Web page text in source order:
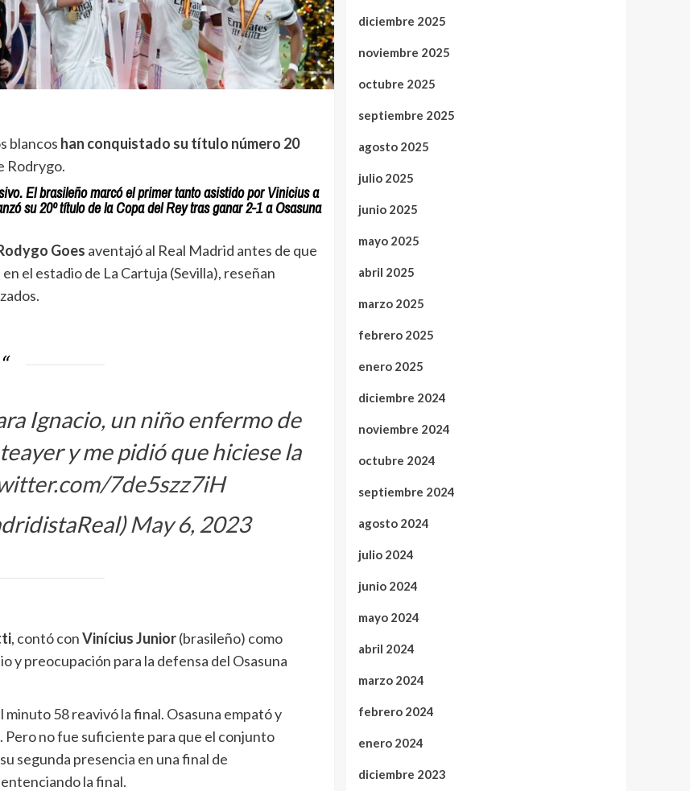
blancos han conquistado su título número 20
Rodrygo.
El brasileño marcó el primer tanto asistido por Vinicius a
su 20º título de la Copa del Rey tras ganar 2-1 a Osasuna
Goes aventajó al Real Madrid antes de que
el estadio de La Cartuja (Sevilla), reseñan
Ignacio, un niño enfermo de
y me pidió que hiciese la
7de5szz7iH
May 6, 2023
, contó conVinícius Junior(brasileño) como
y preocupación para la defensa del Osasuna
minuto 58 reavivó la final. Osasuna empató y
no fue suficiente para que el conjunto
segunda presencia en una final de
la final.
diciembre 2025
noviembre 2025
octubre 2025
septiembre 2025
agosto 2025
julio 2025
junio 2025
mayo 2025
abril 2025
marzo 2025
febrero 2025
enero 2025
diciembre 2024
noviembre 2024
octubre 2024
septiembre 2024
agosto 2024
julio 2024
junio 2024
mayo 2024
abril 2024
marzo 2024
febrero 2024
enero 2024
diciembre 2023